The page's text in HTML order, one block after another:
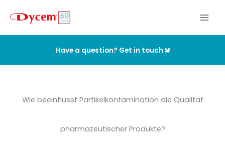
Inhalt
springen
Have a question? Get in touch
Wie beeinflusst Partikelkontamination die Qualität
pharmazeutischer Produkte?